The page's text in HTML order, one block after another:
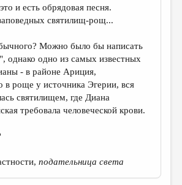
и есть обрядовая песня.
святилищ-рощ...
Можно было бы написать
однако одно из самых известных
- в районе Ариция,
в роще у источника Эгерии, вся
святилищем, где Диана
требовала человеческой крови.
подательница света